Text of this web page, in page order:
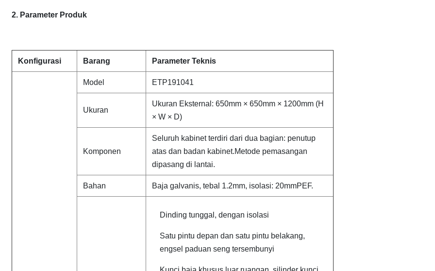
2. Parameter Produk
Konfigurasi Barang Parameter Teknis
Model ETP191041
Ukuran
Ukuran Eksternal: 650mm × 650mm × 1200mm (H
× W × D)
Komponen
Seluruh kabinet terdiri dari dua bagian: penutup
atas dan badan kabinet.Metode pemasangan
dipasang di lantai.
Bahan Baja galvanis, tebal 1.2mm, isolasi: 20mmPEF.
Dinding tunggal, dengan isolasi
Satu pintu depan dan satu pintu belakang,
engsel paduan seng tersembunyi